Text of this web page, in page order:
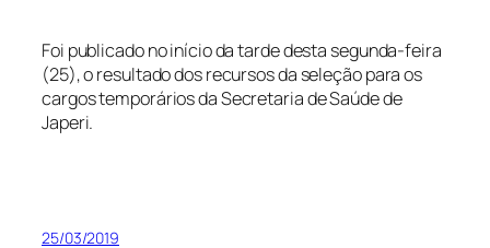
Foi publicado no início da tarde desta segunda-feira
(25), o resultado dos recursos da seleção para os
cargos temporários da Secretaria de Saúde de
Japeri.
25/03/2019